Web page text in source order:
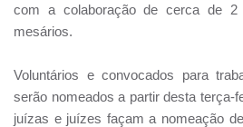
com a colaboração de cerca de
mesários.
Voluntários e convocados para
serão nomeados a partir desta terça-
juízas e juízes façam a nomeação